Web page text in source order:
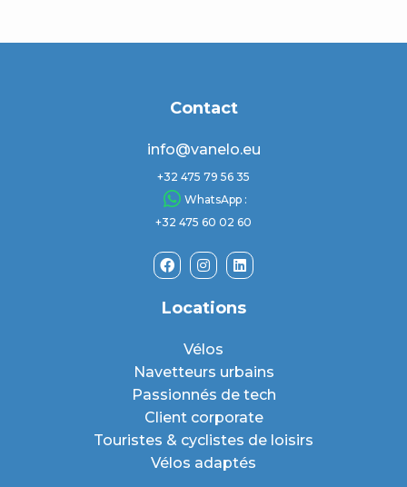
Contact
info@vanelo.eu
+32 475 79 56 35
WhatsApp :
+32 475 60 02 60
Locations
Vélos
Navetteurs urbains
Passionnés de tech
Client corporate
Touristes & cyclistes de loisirs
Vélos adaptés